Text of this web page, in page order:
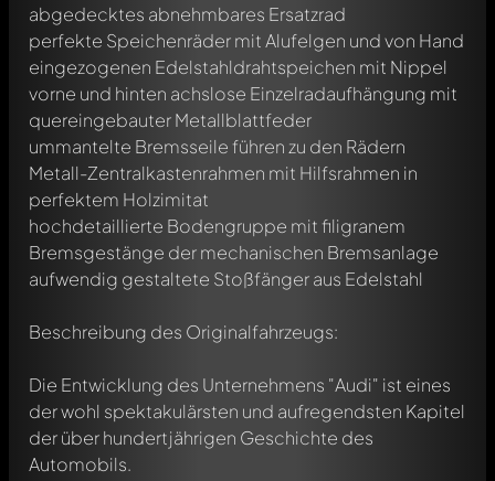
abgedecktes abnehmbares Ersatzrad
perfekte Speichenräder mit Alufelgen und von Hand
eingezogenen Edelstahldrahtspeichen mit Nippel
vorne und hinten achslose Einzelradaufhängung mit
quereingebauter Metallblattfeder
ummantelte Bremsseile führen zu den Rädern
Metall-Zentralkastenrahmen mit Hilfsrahmen in
perfektem Holzimitat
hochdetaillierte Bodengruppe mit filigranem
Bremsgestänge der mechanischen Bremsanlage
aufwendig gestaltete Stoßfänger aus Edelstahl
Beschreibung des Originalfahrzeugs:
Die Entwicklung des Unternehmens "Audi" ist eines
der wohl spektakulärsten und aufregendsten Kapitel
der über hundertjährigen Geschichte des
Automobils.